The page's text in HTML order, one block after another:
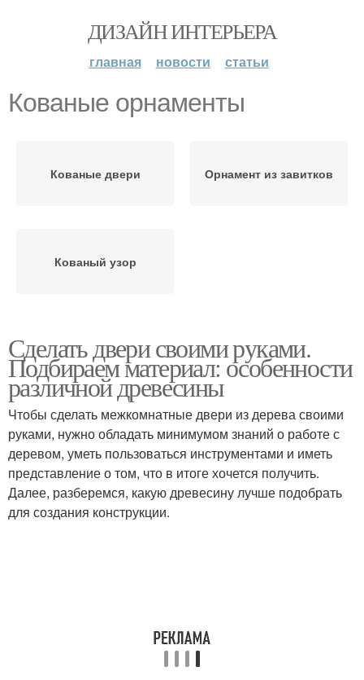
ДИЗАЙН ИНТЕРЬЕРА
главная новости статьи
Кованые орнаменты
Кованые двери Орнамент из завитков
Кованый узор
Сделать двери своими руками.
Подбираем материал: особенности
различной древесины
Чтобы сделать межкомнатные двери из дерева своими
руками, нужно обладать минимумом знаний о работе с
деревом, уметь пользоваться инструментами и иметь
представление о том, что в итоге хочется получить.
Далее, разберемся, какую древесину лучше подобрать
для создания конструкции.